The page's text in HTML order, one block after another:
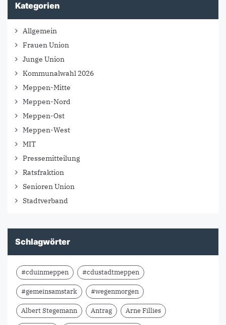
Kategorien
Allgemein
Frauen Union
Junge Union
Kommunalwahl 2026
Meppen-Mitte
Meppen-Nord
Meppen-Ost
Meppen-West
MIT
Pressemitteilung
Ratsfraktion
Senioren Union
Stadtverband
Schlagwörter
#cduinmeppen #cdustadtmeppen
#gemeinsamstark #wegenmorgen
Albert Stegemann Antrag Arne Fillies